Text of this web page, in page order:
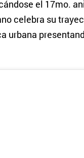
el 17mo.
celebra su
urbana